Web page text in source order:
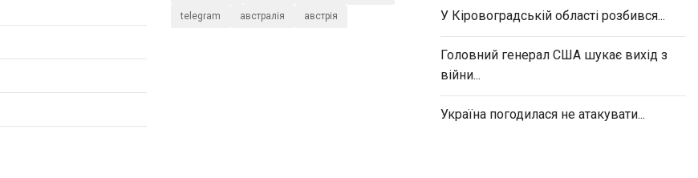
telegram австралія австрія У Кіровоградській області розбився...
Головний генерал США шукає вихід з
війни...
Україна погодилася не атакувати...